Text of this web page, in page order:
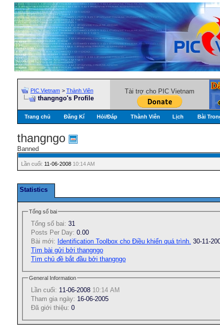
PIC Vietnam > Thành Viên
thangngo's Profile
Tài trợ cho PIC Vietnam
Trang chủ Đăng Kí Hỏi/Ðáp Thành Viên Lịch Bài
thangngo
Banned
Lần cuối: 11-06-2008 10:14 AM
Statistics
Tổng số bai
Tổng số bai: 31
Posts Per Day: 0.00
Bài mới: Identification Toolbox cho Điều khiển quá trình. 30-11-
Tìm bài gửi bởi thangngo
Tìm chủ đề bắt đầu bởi thangngo
General Information
Lần cuối: 11-06-2008 10:14 AM
Tham gia ngày: 16-06-2005
Ðã giới thiệu: 0